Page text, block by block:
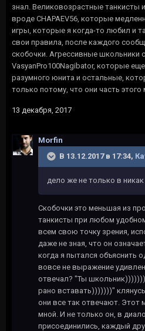
знал. Великовозрастные танкисты
вроде CHAPAEV56, которые
игры, которые я когда-то любил и
свои правила, после каждого
скобочки. Агрессивные школьники
VasyanPro100Nagibator, которые
разумного юнита и остальные,
только потому, что они часть этого
13 декабря, 2017
Morfin
В 13.12.2017 в 17:34,
дело же не только в никак
Скобочки это меньшая из
танкисты при любом
всем свою точку зрения,
даже не зная, что он
когда я пытался объяснить
вовсе не выражение
отвечал? "Ты
рано вставать)))))))"
они все так отвечают. Этот
мной. И не только он, в
присоединились, каждый